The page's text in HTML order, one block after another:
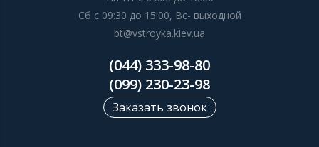
Сб с 09:30 до 15:00, Вс- выходной
bt@vstroyka.kiev.ua
(044) 333-98-80
(099) 230-23-98
Заказать звонок